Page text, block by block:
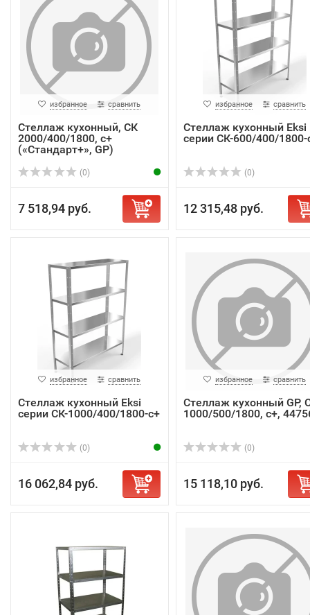
избранное сравнить
Стеллаж кухонный, СК
2000/400/1800, с+
(«Стандарт+», GP)
(0)
7 518,94 руб.
избранное сравнить
Стеллаж кухонный Eksi
серии СК-600/400/1800-
(0)
12 315,48 руб.
избранное сравнить
Стеллаж кухонный Eksi
серии СК-1000/400/1800-с+
(0)
16 062,84 руб.
избранное сравнить
Стеллаж кухонный GP,
1000/500/1800, с+,
(0)
15 118,10 руб.